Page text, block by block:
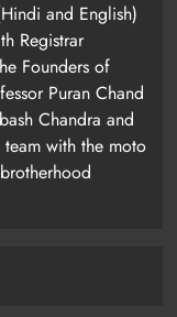
and English)
Registrar
Founders of
Puran Chand
Chandra and
with the moto